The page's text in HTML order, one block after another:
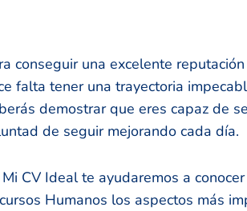
conseguir una excelente
falta tener una trayectoria
demostrar que eres capaz de
de seguir mejorando cada día.
Mi CV Ideal te ayudaremos a
Humanos los aspectos más